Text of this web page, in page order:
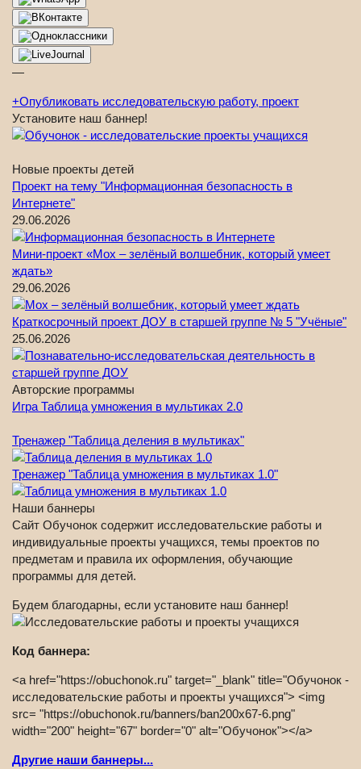
—
+Опубликовать исследовательскую работу, проект
Установите наш баннер!
Новые проекты детей
Проект на тему "Информационная безопасность в
Интернете"
29.06.2026
Мини-проект «Мох – зелёный волшебник, который умеет
ждать»
29.06.2026
Краткосрочный проект ДОУ в старшей группе № 5 "Учёные"
25.06.2026
Авторские программы
Игра Таблица умножения в мультиках 2.0
Тренажер "Таблица деления в мультиках"
Тренажер "Таблица умножения в мультиках 1.0"
Наши баннеры
Сайт Обучонок содержит исследовательские работы и
индивидуальные проекты учащихся, темы проектов по
предметам и правила их оформления, обучающие
программы для детей.
Будем благодарны, если установите наш баннер!
Код баннера:
<a href="https://obuchonok.ru" target="_blank" title="Обучонок -
исследовательские работы и проекты учащихся"> <img
src= "https://obuchonok.ru/banners/ban200x67-6.png"
width="200" height="67" border="0" alt="Обучонок"></a>
Другие наши баннеры...